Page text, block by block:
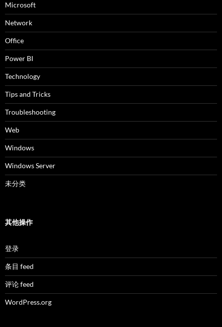
Microsoft
Network
Office
Power BI
Technology
Tips and Tricks
Troubleshooting
Web
Windows
Windows Server
未分类
其他操作
登录
条目 feed
评论 feed
WordPress.org